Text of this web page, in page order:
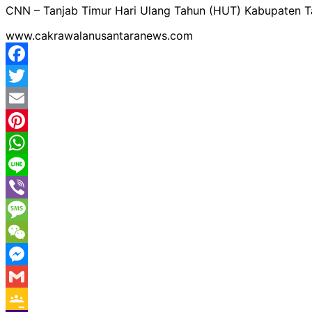
CNN – Tanjab Timur Hari Ulang Tahun (HUT)
www.cakrawalanusantaranews.com
Facebook
Twitter
Email
Pinterest
WhatsApp
Line
Viber
Message
WeChat
Messenger
Gmail